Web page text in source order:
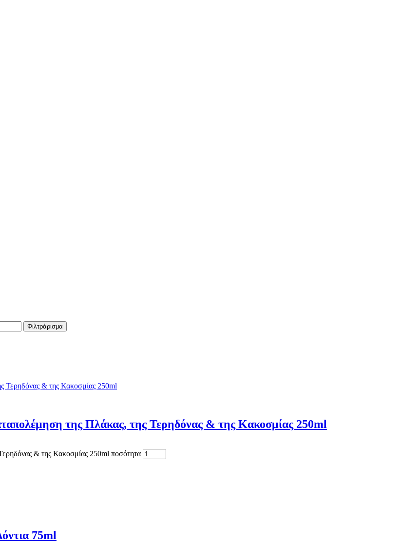
Φιλτράρισμα
της Πλάκας, της Τερηδόνας & της Κακοσμίας 250ml
& της Κακοσμίας 250ml ποσότητα
75ml